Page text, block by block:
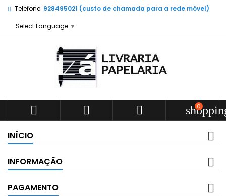
Telefone: 928495021 (custo de chamada para a rede móvel)
Select Language ▼
   0
INÍCIO
INFORMAÇÃO
PAGAMENTO